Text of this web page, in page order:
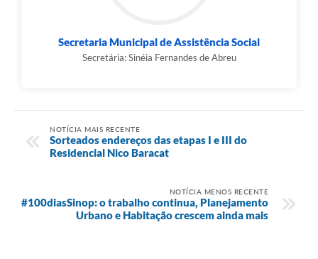
Secretaria Municipal de Assistência Social
Secretária: Sinéia Fernandes de Abreu
NOTÍCIA MAIS RECENTE
Sorteados endereços das etapas I e III do
Residencial Nico Baracat
NOTÍCIA MENOS RECENTE
#100diasSinop: o trabalho continua, Planejamento
Urbano e Habitação crescem ainda mais